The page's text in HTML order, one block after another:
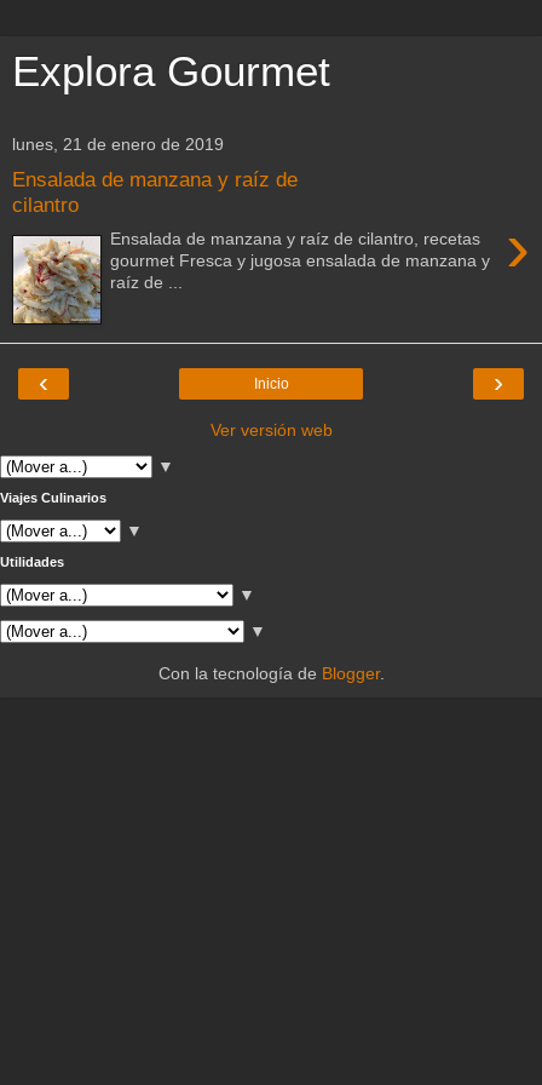
Explora Gourmet
lunes, 21 de enero de 2019
Ensalada de manzana y raíz de
cilantro
›
Ensalada de manzana y raíz de cilantro, recetas
gourmet Fresca y jugosa ensalada de manzana y
raíz de ...
‹ ›
Inicio
Ver versión web
▼
Viajes Culinarios
▼
Utilidades
▼
▼
Con la tecnología de Blogger.